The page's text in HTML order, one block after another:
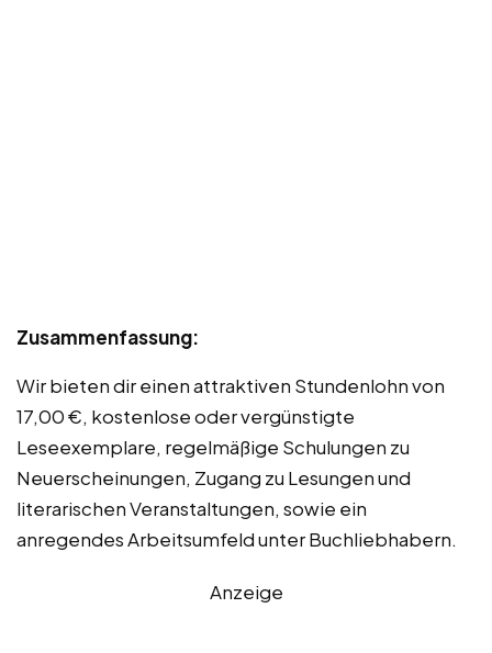
Zusammenfassung:
Wir bieten dir einen attraktiven Stundenlohn von
17,00 €, kostenlose oder vergünstigte
Leseexemplare, regelmäßige Schulungen zu
Neuerscheinungen, Zugang zu Lesungen und
literarischen Veranstaltungen, sowie ein
anregendes Arbeitsumfeld unter Buchliebhabern.
Anzeige